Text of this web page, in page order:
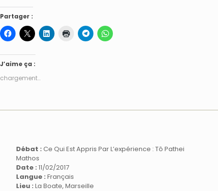
Partager :
J’aime ça :
chargement…
Débat : Ce Qui Est Appris Par L’expérience : Tô Pathei
Mathos
Date : 11/02/2017
Langue : Français
Lieu : La Boate, Marseille